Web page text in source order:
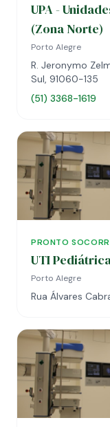
UPA -
(Zona Norte)
Porto Alegre
R. Jeronymo
Sul, 91060-135
(51) 3368-1619
PRONTO
UTI
Porto Alegre
Rua Álvares